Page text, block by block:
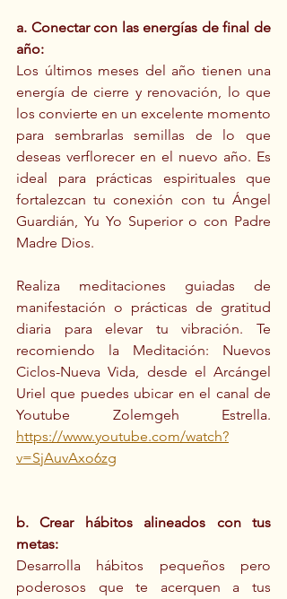
a. Conectar con las energías de final de
año:
Los últimos meses del año tienen una
energía de cierre y renovación, lo que
los convierte en un excelente momento
para sembrarlas semillas de lo que
deseas verflorecer en el nuevo año. Es
ideal para prácticas espirituales que
fortalezcan tu conexión con tu Ángel
Guardián, Yu Yo Superior o con Padre
Madre Dios.
Realiza meditaciones guiadas de
manifestación o prácticas de gratitud
diaria para elevar tu vibración. Te
recomiendo la Meditación: Nuevos
Ciclos-Nueva Vida, desde el Arcángel
Uriel que puedes ubicar en el canal de
https://www.youtube.com/watch?
v=SjAuvAxo6zg
b. Crear hábitos alineados con tus
metas:
Desarrolla hábitos pequeños pero
poderosos que te acerquen a tus